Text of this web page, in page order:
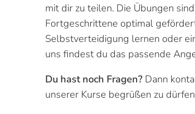
mit dir zu teilen. Die Übungen
Fortgeschrittene optimal
Selbstverteidigung lernen oder
uns findest du das passende
Du hast noch Fragen? Dann
unserer Kurse begrüßen zu